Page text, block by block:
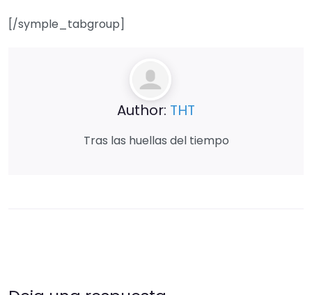
[/symple_tabgroup]
Author: THT
Tras las huellas del tiempo